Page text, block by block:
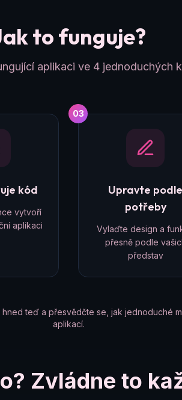
to funguje?
aplikaci ve 4 jednoduchých
kód
vytvoří
aplikaci
03
Upravte podle
potřeby
Vylaďte design a
přesně podle
představ
teď a přesvědčte se, jak jednoduché
aplikací.
Zvládne to